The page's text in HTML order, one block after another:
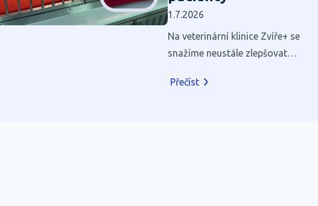
1.7.2026
Na veterinární klinice Zvíře+ se
snažíme neustále zlepšovat
Hospitalizace je pro většinu
Přečíst